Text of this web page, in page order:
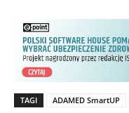
TAGI ADAMED SmartUP